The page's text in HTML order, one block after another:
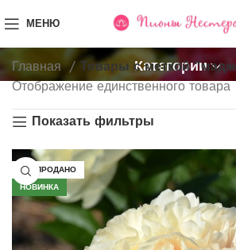
МЕНЮ
Категории
Главная
Товары с меткой
Отображение единственного товара
Показать фильтры
РАСПРОДАНО
НОВИНКА